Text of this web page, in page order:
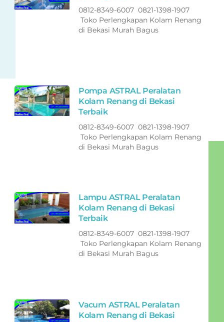
0812-8349-6007 0821-1398-1907
Toko Perlengkapan Kolam Renang
di Bekasi Murah Bagus
Pompa ASTRAL Peralatan
Kolam Renang di Bekasi
Terbaik
0812-8349-6007 0821-1398-1907
Toko Perlengkapan Kolam Renang
di Bekasi Murah Bagus
Lampu ASTRAL Peralatan
Kolam Renang di Bekasi
Terbaik
0812-8349-6007 0821-1398-1907
Toko Perlengkapan Kolam Renang
di Bekasi Murah Bagus
Vacum ASTRAL Peralatan
Kolam Renang di Bekasi